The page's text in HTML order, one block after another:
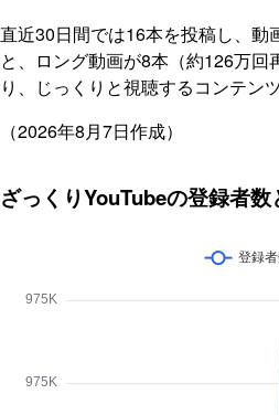
直近30日間では16本を投稿し、動
と、ロング動画が8本（約126万回
り、じっくりと視聴するコンテン
（2026年8月7日作成）
ざっくりYouTubeの登録者